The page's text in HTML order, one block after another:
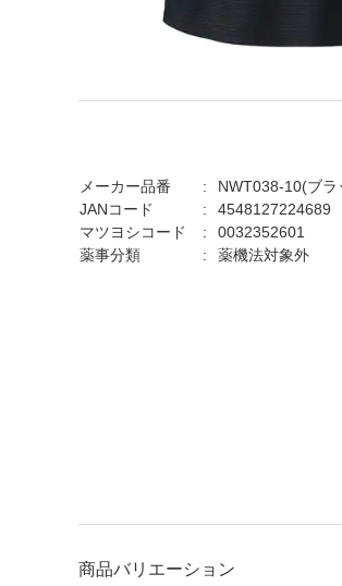
メーカー品番
NWT038-10(ブラ
JANコード
4548127224689
マツヨシコード
0032352601
薬事分類
薬機法対象外
商品バリエーション